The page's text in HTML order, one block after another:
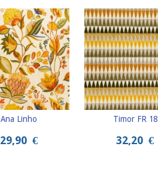
Ana Linho
29,90 €
Timor FR 18
32,20 €